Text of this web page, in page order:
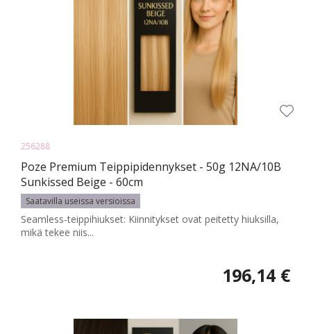
256288
Poze Premium Teippipidennykset - 50g 12NA/10B
Sunkissed Beige - 60cm
Saatavilla useissa versioissa
Seamless-teippihiukset: Kiinnitykset ovat peitetty hiuksilla,
mikä tekee niis...
196,14 €